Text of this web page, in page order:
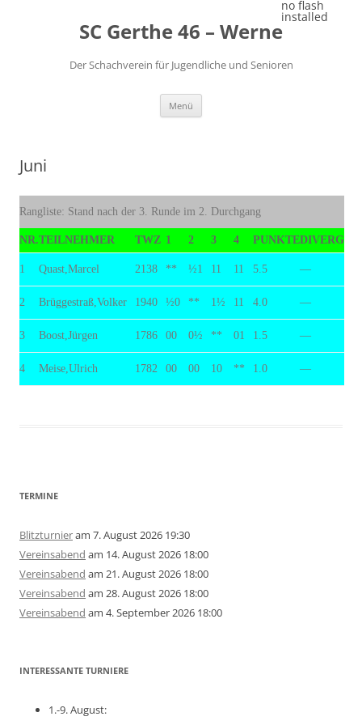
SC Gerthe 46 – Werne
Der Schachverein für Jugendliche und Senioren
Menü
Juni
Rangliste: Stand nach der 3. Runde im 2. Durchgang
NR.TEILNEHMER TWZ 1 2 3 4 PUNKTEDIVERG
1 Quast,Marcel 2138 ** ½1 11 11 5.5 —
2 Brüggestraß,Volker 1940 ½0 ** 1½ 11 4.0 —
3 Boost,Jürgen 1786 00 0½ ** 01 1.5 —
4 Meise,Ulrich 1782 00 00 10 ** 1.0 —
TERMINE
Blitzturnieram 7. August 2026 19:30
Vereinsabend am 14. August 2026 18:00
Vereinsabend am 21. August 2026 18:00
Vereinsabend am 28. August 2026 18:00
Vereinsabend am 4. September 2026 18:00
INTERESSANTE TURNIERE
1.-9. August:
no flash
installed